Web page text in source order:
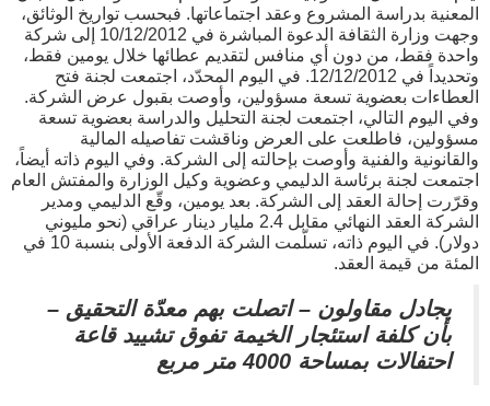
المعنية بدراسة المشروع وعقد اجتماعاتها. فبحسب تواريخ الوثائق،
وجهت وزارة الثقافة الدعوة المباشرة في 10/12/2012 إلى شركة
واحدة فقط، من دون أي منافس لتقديم عطائها خلال يومين فقط،
وتحديداً في 12/12/2012. في اليوم المحدّد، اجتمعت لجنة فتح
العطاءات بعضوية تسعة مسؤولين، وأوصت بقبول عرض الشركة.
وفي اليوم التالي، اجتمعت لجنة التحليل والدراسة بعضوية تسعة
مسؤولين، فاطلعت على العرض وناقشت تفاصيله المالية
والقانونية والفنية وأوصت بإحالته إلى الشركة. وفي اليوم ذاته أيضاً،
اجتمعت لجنة برئاسة الدليمي وعضوية وكيل الوزارة والمفتش العام
وقرّرت إحالة العقد إلى الشركة. بعد يومين، وقّع الدليمي ومدير
الشركة العقد النهائي مقابل 2.4 مليار دينار عراقي (نحو مليوني
دولار). في اليوم ذاته، تسلّمت الشركة الدفعة الأولى بنسبة 10 في
المئة من قيمة العقد.
يجادل مقاولون – اتصلت بهم معدّة التحقيق –
بأن كلفة استئجار الخيمة تفوق تشييد قاعة
احتفالات بمساحة 4000 متر مربع